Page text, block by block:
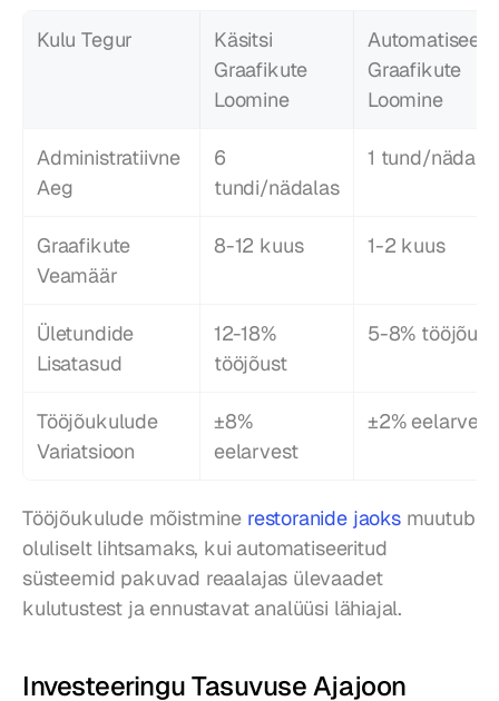
Kulu Tegur
Käsitsi
Graafikute
Loomine
Graafikute
Loomine
Administratiivne
Aeg
6
tundi/nädalas
1 tund/
Graafikute
Veamäär
8-12 kuus 1-2 kuus
Ületundide
Lisatasud
12-18%
tööjõust
5-8% tööjõust
Tööjõukulude
Variatsioon
±8%
eelarvest
±2% eelarvest
Tööjõukulude mõistmine restoranide jaoks muutub
oluliselt lihtsamaks, kui automatiseeritud
süsteemid pakuvad reaalajas ülevaadet
kulutustest ja ennustavat analüüsi lähiajal.
Investeeringu Tasuvuse Ajajoon